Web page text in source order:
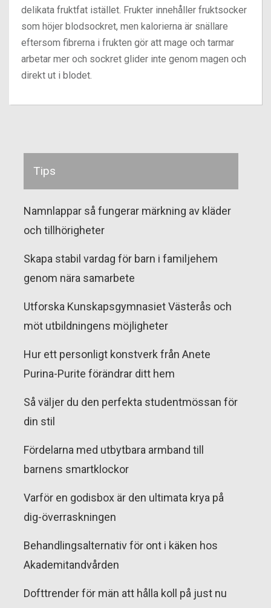
delikata fruktfat istället. Frukter innehåller fruktsocker
som höjer blodsockret, men kalorierna är snällare
eftersom fibrerna i frukten gör att mage och tarmar
arbetar mer och sockret glider inte genom magen och
direkt ut i blodet.
Tips
Namnlappar så fungerar märkning av kläder
och tillhörigheter
Skapa stabil vardag för barn i familjehem
genom nära samarbete
Utforska Kunskapsgymnasiet Västerås och
möt utbildningens möjligheter
Hur ett personligt konstverk från Anete
Purina-Purite förändrar ditt hem
Så väljer du den perfekta studentmössan för
din stil
Fördelarna med utbytbara armband till
barnens smartklockor
Varför en godisbox är den ultimata krya på
dig-överraskningen
Behandlingsalternativ för ont i käken hos
Akademitandvården
Dofttrender för män att hålla koll på just nu